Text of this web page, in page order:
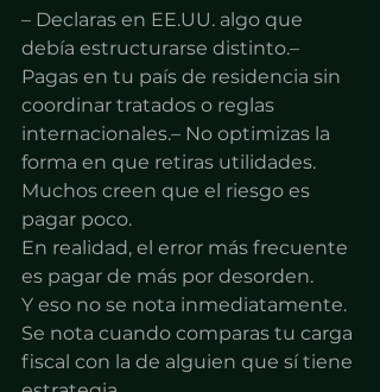
– Declaras en EE.UU. algo que
debía estructurarse distinto.–
Pagas en tu país de residencia sin
coordinar tratados o reglas
internacionales.– No optimizas la
forma en que retiras utilidades.
Muchos creen que el riesgo es
pagar poco.
En realidad, el error más frecuente
es pagar de más por desorden.
Y eso no se nota inmediatamente.
Se nota cuando comparas tu carga
fiscal con la de alguien que sí tiene